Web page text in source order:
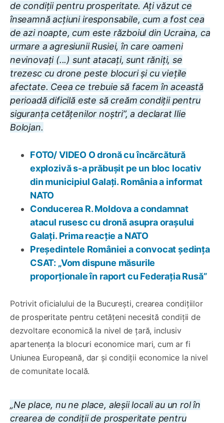
de condiții pentru prosperitate. Ați văzut ce
înseamnă acțiuni iresponsabile, cum a fost cea
de azi noapte, cum este războiul din Ucraina, ca
urmare a agresiunii Rusiei, în care oameni
nevinovați (...) sunt atacați, sunt răniți, se
trezesc cu drone peste blocuri și cu viețile
afectate. Ceea ce trebuie să facem în această
perioadă dificilă este să creăm condiții pentru
siguranța cetățenilor noștri”, a declarat Ilie
Bolojan.
FOTO/ VIDEO O dronă cu încărcătură
explozivă s-a prăbușit pe un bloc locativ
din municipiul Galați. România a informat
NATO
Conducerea R. Moldova a condamnat
atacul rusesc cu dronă asupra orașului
Galați. Prima reacție a NATO
Președintele României a convocat ședința
CSAT: „Vom dispune măsurile
proporționale în raport cu Federația Rusă”
Potrivit oficialului de la București, crearea condițiilor
de prosperitate pentru cetățeni necesită condiții de
dezvoltare economică la nivel de țară, inclusiv
apartenența la blocuri economice mari, cum ar fi
Uniunea Europeană, dar și condiții economice la nivel
de comunitate locală.
„Ne place, nu ne place, aleșii locali au un rol în
crearea de condiții de prosperitate pentru